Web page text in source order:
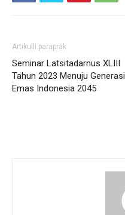
Artikulli paraprak
Seminar Latsitadarnus XLIII
Tahun 2023 Menuju Generasi
Emas Indonesia 2045